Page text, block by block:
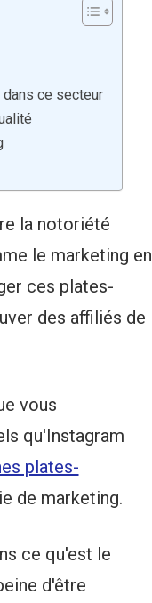
ce secteur
la notoriété
le marketing en
ces plates-
des affiliés de
vous
qu'Instagram
plates-
de marketing.
ce qu'est le
d'être